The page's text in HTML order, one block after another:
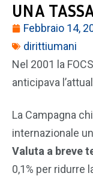
UNA
Febbraio 14,
dirittiumani
Nel 2001 la
anticipava
La Campagna
internazionale
Valuta a breve
0,1% per ridurre